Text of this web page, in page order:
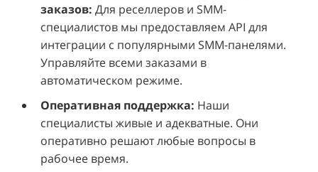
заказов: Для реселлеров и SMM-
специалистов мы предоставляем API для
интеграции с популярными SMM-панелями.
Управляйте всеми заказами в
автоматическом режиме.
Оперативная поддержка: Наши
специалисты живые и адекватные. Они
оперативно решают любые вопросы в
рабочее время.